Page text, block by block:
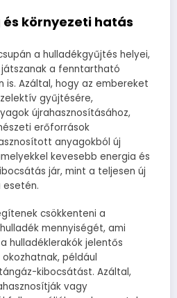
környezeti hatás
a hulladékgyűjtés helyei,
a fenntartható
Azáltal, hogy az embereket
gyűjtésére,
újrahasznosításához,
erőforrások
anyagokból új
kevesebb energia és
jár, mint a teljesen új
csökkenteni a
mennyiségét, ami
hulladéklerakók jelentős
például
kibocsátást. Azáltal,
vagy